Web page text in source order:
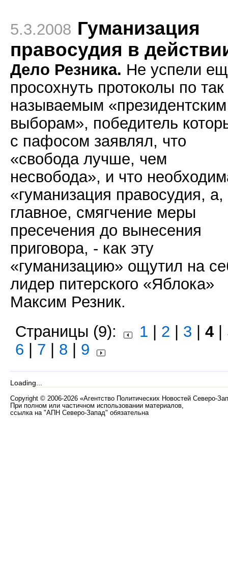
5.3.2008 Гуманизация
правосудия в
Дело Резника. Не успели
просохнуть протоколы по так
называемым «президентским
выборам», победитель
с пафосом заявлял, что
«свобода лучше, чем
несвобода», и что
«гуманизация правосудия, а,
главное, смягчение меры
пресечения до вынесения
приговора, - как эту
«гуманизацию» ощутил на
лидер питерского «Яблока»
Максим Резник.
Страницы (9):
1 | 2 | 3 | 4 |
6 | 7 | 8 | 9
Loading...
Copyright © 2006-2026 «Агентство Политических Новостей Северо-
При полном или частичном использовании материалов,
ссылка на "АПН Северо-Запад" обязательна